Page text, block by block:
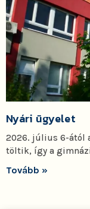
Nyári ügyelet
2026. július 6-ától
töltik, így a
Tovább »